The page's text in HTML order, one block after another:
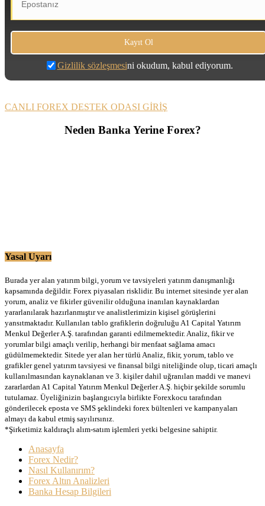
Gizlilik sözleşmesini okudum, kabul ediyorum.
CANLI FOREX DESTEK ODASI GİRİŞ
Neden Banka Yerine Forex?
Yasal Uyarı
Burada yer alan yatırım bilgi, yorum ve tavsiyeleri yatırım danışmanlığı
kapsamında değildir. Forex piyasaları risklidir. Bu internet sitesinde yer alan
yorum, analiz ve fikirler güvenilir olduğuna inanılan kaynaklardan
yararlanılarak hazırlanmıştır ve analistlerimizin kişisel görüşlerini
yansıtmaktadır. Kullanılan tablo grafiklerin doğruluğu A1 Capital Yatırım
Menkul Değerler A.Ş. tarafından garanti edilmemektedir. Analiz, fikir ve
yorumlar bilgi amaçlı verilip, herhangi bir menfaat sağlama amacı
güdülmemektedir. Sitede yer alan her türlü Analiz, fikir, yorum, tablo ve
grafikler genel yatırım tavsiyesi ve finansal bilgi niteliğinde olup, ticari amaçlı
kullanılmasından kaynaklanan ve 3. kişiler dahil uğranılan maddi ve manevi
zararlardan A1 Capital Yatırım Menkul Değerler A.Ş. hiçbir şekilde sorumlu
tutulamaz. Üyeliğinizin başlangıcıyla birlikte Forexkocu tarafından
gönderilecek eposta ve SMS şeklindeki forex bültenleri ve kampanyaları
almayı da kabul etmiş sayılırsınız.
*Şirketimiz kaldıraçlı alım-satım işlemleri yetki belgesine sahiptir.
Anasayfa
Forex Nedir?
Nasıl Kullanırım?
Forex Altın Analizleri
Banka Hesap Bilgileri